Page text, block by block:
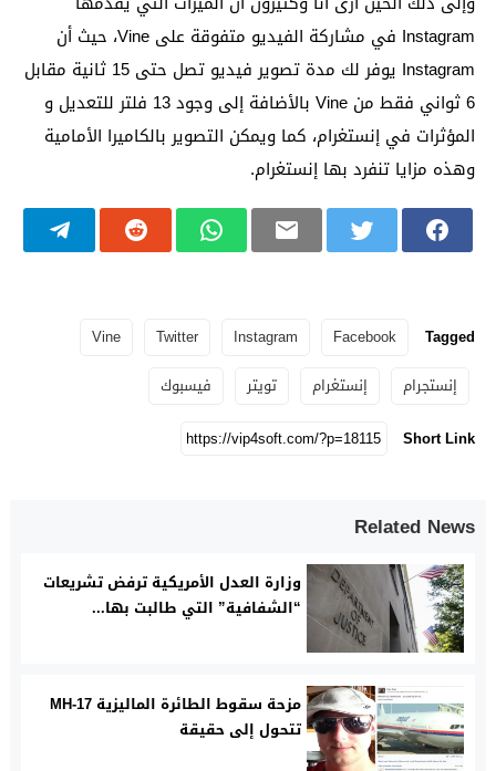
Instagram في مشاركة الفيديو متفوقة على Vine، حيث أن
Instagram يوفر لك مدة تصوير فيديو تصل حتى 15 ثانية مقابل
6 ثواني فقط من Vine بالأضافة إلى وجود 13 فلتر للتعديل و
المؤثرات في إنستغرام، كما ويمكن التصوير بالكاميرا الأمامية
وهذه مزايا تنفرد بها إنستغرام.
Tagged
Facebook
Instagram
Twitter
Vine
إنستجرام
إنستغرام تويتر
فيسبوك
Short Link
Related News
وزارة العدل الأمريكية ترفض تشريعات
“الشفافية” التي طالبت بها...
مزحة سقوط الطائرة الماليزية MH-17
تتحول إلى حقيقة